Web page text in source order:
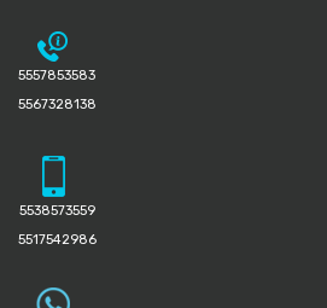
5557853583
5567328138
5538573559
5517542986